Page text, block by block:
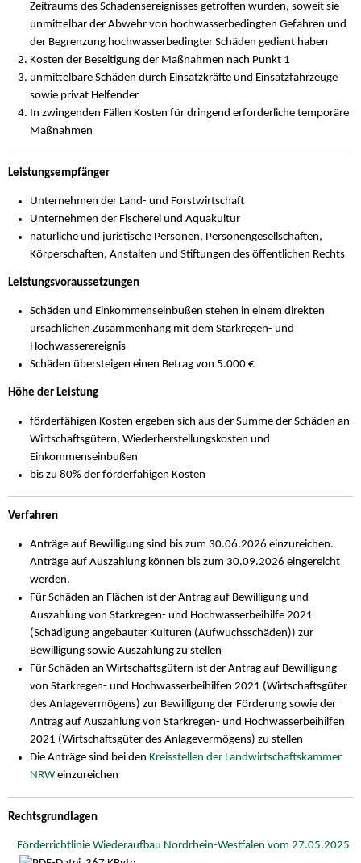
Zeitraums des Schadensereignisses getroffen wurden, soweit sie
unmittelbar der Abwehr von hochwasserbedingten Gefahren und
der Begrenzung hochwasserbedingter Schäden gedient haben
Kosten der Beseitigung der Maßnahmen nach Punkt 1
unmittelbare Schäden durch Einsatzkräfte und Einsatzfahrzeuge
sowie privat Helfender
In zwingenden Fällen Kosten für dringend erforderliche temporäre
Maßnahmen
Leistungsempfänger
Unternehmen der Land- und Forstwirtschaft
Unternehmen der Fischerei und Aquakultur
natürliche und juristische Personen, Personengesellschaften,
Körperschaften, Anstalten und Stiftungen des öffentlichen Rechts
Leistungsvoraussetzungen
Schäden und Einkommenseinbußen stehen in einem direkten
ursächlichen Zusammenhang mit dem Starkregen- und
Hochwasserereignis
Schäden übersteigen einen Betrag von 5.000 €
Höhe der Leistung
förderfähigen Kosten ergeben sich aus der Summe der Schäden an
Wirtschaftsgütern, Wiederherstellungskosten und
Einkommenseinbußen
bis zu 80% der förderfähigen Kosten
Verfahren
Anträge auf Bewilligung sind bis zum 30.06.2026 einzureichen.
Anträge auf Auszahlung können bis zum 30.09.2026 eingereicht
werden.
Für Schäden an Flächen ist der Antrag auf Bewilligung und
Auszahlung von Starkregen- und Hochwasserbeihilfe 2021
(Schädigung angebauter Kulturen (Aufwuchsschäden)) zur
Bewilligung sowie Auszahlung zu stellen
Für Schäden an Wirtschaftsgütern ist der Antrag auf Bewilligung
von Starkregen- und Hochwasserbeihilfen 2021 (Wirtschaftsgüter
des Anlagevermögens) zur Bewilligung der Förderung sowie der
Antrag auf Auszahlung von Starkregen- und Hochwasserbeihilfen
2021 (Wirtschaftsgüter des Anlagevermögens) zu stellen
Die Anträge sind bei denKreisstellen der Landwirtschaftskammer
NRWeinzureichen
Rechtsgrundlagen
Förderrichtlinie Wiederaufbau Nordrhein-Westfalen vom 27.05.2025